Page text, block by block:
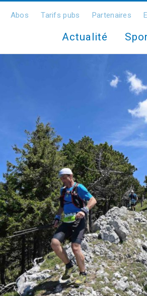
Abos Tarifs pubs Partenaires
Actualité